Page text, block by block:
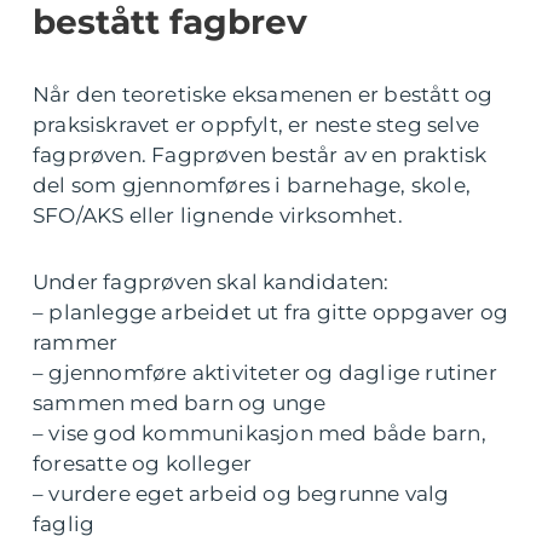
bestått fagbrev
Når den teoretiske eksamenen er bestått og
praksiskravet er oppfylt, er neste steg selve
fagprøven. Fagprøven består av en praktisk
del som gjennomføres i barnehage, skole,
SFO/AKS eller lignende virksomhet.
Under fagprøven skal kandidaten:
– planlegge arbeidet ut fra gitte oppgaver og
rammer
– gjennomføre aktiviteter og daglige rutiner
sammen med barn og unge
– vise god kommunikasjon med både barn,
foresatte og kolleger
– vurdere eget arbeid og begrunne valg
faglig